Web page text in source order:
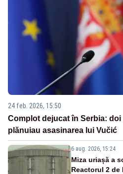
24 feb. 2026, 15:50
Complot dejucat în Serbia:
plănuiau asasinarea lui Vučić
6 aug. 2026, 15:24
Miza uriașă a
Reactorul 2 de